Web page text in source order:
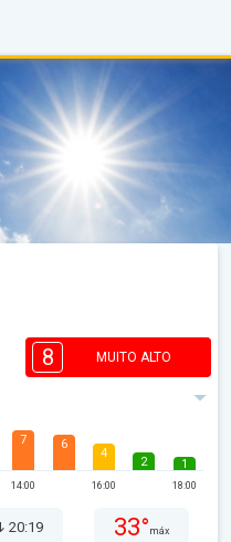
8 MUITO ALTO
7
14:00
6
4
16:00
2 1
18:00
20:19 33° máx